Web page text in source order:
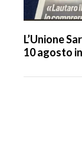
L’Unione
10 agosto